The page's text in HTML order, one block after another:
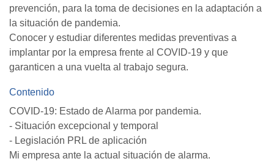
prevención, para la toma de decisiones en la adaptación a
la situación de pandemia.
Conocer y estudiar diferentes medidas preventivas a
implantar por la empresa frente al COVID-19 y que
garanticen a una vuelta al trabajo segura.
Contenido
COVID-19: Estado de Alarma por pandemia.
- Situación excepcional y temporal
- Legislación PRL de aplicación
Mi empresa ante la actual situación de alarma.